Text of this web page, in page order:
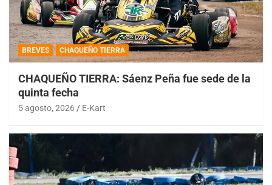
BREVES CHAQUEÑO TIERRA
CHAQUEÑO TIERRA: Sáenz Peña fue sede de la
quinta fecha
5 agosto, 2026 E-Kart